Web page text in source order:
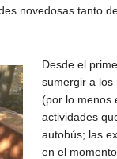
novedosas tanto
Desde el
sumergir a los
(por lo menos
actividades
autobús; las
en el